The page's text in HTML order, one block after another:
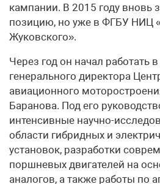
кампании. В 2015 году вновь
позицию, но уже в ФГБУ НИЦ
Жуковского».
Через год он начал работать
генерального директора
авиационного
Баранова. Под его
интенсивные научно-
области гибридных и
установок, разработки
поршневых двигателей на
аналогов, а также работы по